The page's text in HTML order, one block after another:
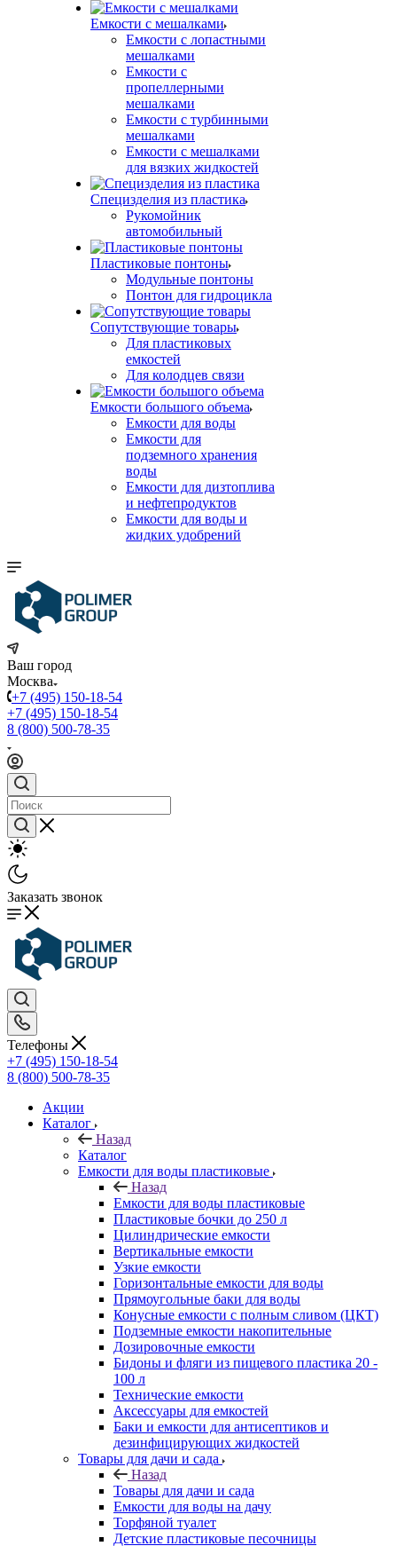
Емкости с мешалками
Емкости с лопастными
мешалками
Емкости с
пропеллерными
мешалками
Емкости с турбинными
мешалками
Емкости с мешалками
для вязких жидкостей
Специзделия из пластика
Рукомойник
автомобильный
Пластиковые понтоны
Модульные понтоны
Понтон для гидроцикла
Сопутствующие товары
Для пластиковых
емкостей
Для колодцев связи
Емкости большого объема
Емкости для воды
Емкости для
подземного хранения
воды
Емкости для дизтоплива
и нефтепродуктов
Емкости для воды и
жидких удобрений
Ваш город
Москва
+7 (495) 150-18-54
+7 (495) 150-18-54
8 (800) 500-78-35
Заказать звонок
Телефоны
+7 (495) 150-18-54
8 (800) 500-78-35
Акции
Каталог
Назад
Каталог
Емкости для воды пластиковые
Назад
Емкости для воды пластиковые
Пластиковые бочки до 250 л
Цилиндрические емкости
Вертикальные емкости
Узкие емкости
Горизонтальные емкости для воды
Прямоугольные баки для воды
Конусные емкости с полным сливом (ЦКТ)
Подземные емкости накопительные
Дозировочные емкости
Бидоны и фляги из пищевого пластика 20 -
100 л
Технические емкости
Аксессуары для емкостей
Баки и емкости для антисептиков и
дезинфицирующих жидкостей
Товары для дачи и сада
Назад
Товары для дачи и сада
Емкости для воды на дачу
Торфяной туалет
Детские пластиковые песочницы